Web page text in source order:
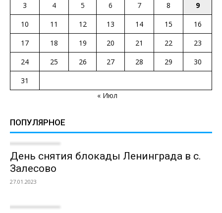
3
4 5 6 7 8
9
10
11 12 13 14 15
16
17
18 19 20 21 22
23
24
25 26 27 28 29
30
31
« Июл
ПОПУЛЯРНОЕ
День снятия блокады Ленинграда в с.
Залесово
27.01.2023